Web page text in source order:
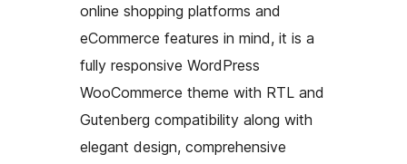
online shopping platforms and
eCommerce features in mind, it is a
fully responsive WordPress
WooCommerce theme with RTL and
Gutenberg compatibility along with
elegant design, comprehensive